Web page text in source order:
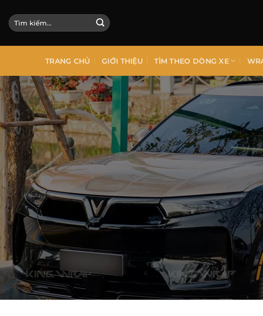
qua
nội
dung
Tìm
kiếm:
TRANG CHỦ GIỚI THIỆU TÌM THEO DÒNG XE
Dán